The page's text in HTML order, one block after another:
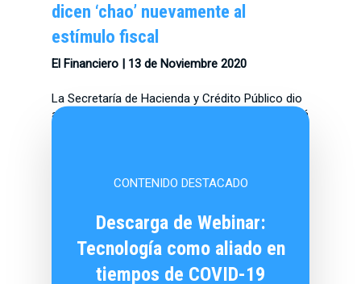
dicen ‘chao’ nuevamente al
estímulo fiscal
El Financiero | 13 de Noviembre 2020
La Secretaría de Hacienda y Crédito Público dio
a conocer este viernes la disposición que estará
CONTENIDO DESTACADO
Descarga de Webinar:
Tecnología como aliado en
tiempos de COVID-19